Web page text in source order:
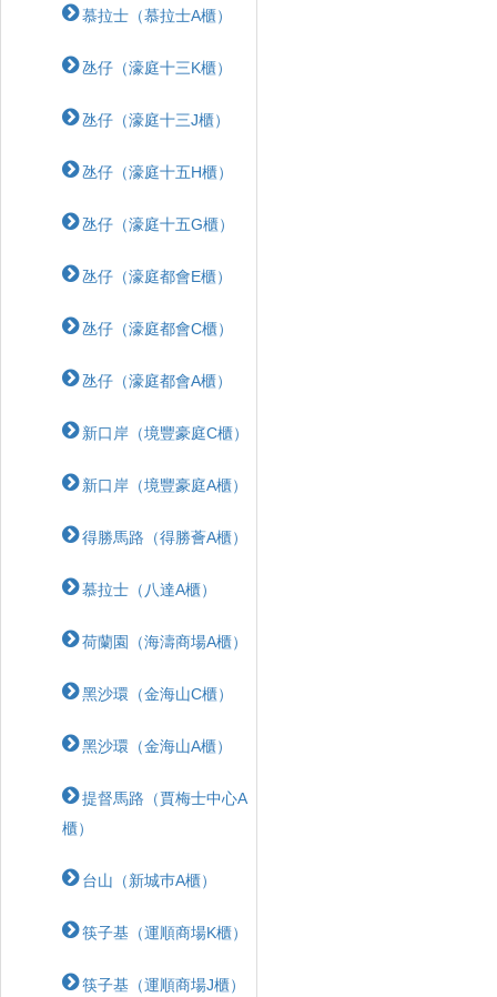
慕拉士（慕拉士A櫃）
氹仔（濠庭十三K櫃）
氹仔（濠庭十三J櫃）
氹仔（濠庭十五H櫃）
氹仔（濠庭十五G櫃）
氹仔（濠庭都會E櫃）
氹仔（濠庭都會C櫃）
氹仔（濠庭都會A櫃）
新口岸（境豐豪庭C櫃）
新口岸（境豐豪庭A櫃）
得勝馬路（得勝薈A櫃）
慕拉士（八達A櫃）
荷蘭園（海濤商場A櫃）
黑沙環（金海山C櫃）
黑沙環（金海山A櫃）
提督馬路（賈梅士中心A
櫃）
台山（新城巿A櫃）
筷子基（運順商場K櫃）
筷子基（運順商場J櫃）